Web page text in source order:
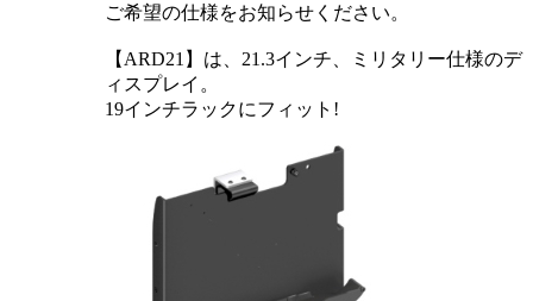
ご希望の仕様をお知らせください。
【ARD21】は、21.3インチ、ミリタリー仕様のデ
ィスプレイ。
19インチラックにフィット!